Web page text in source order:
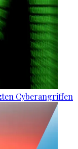
Cyberangriffen